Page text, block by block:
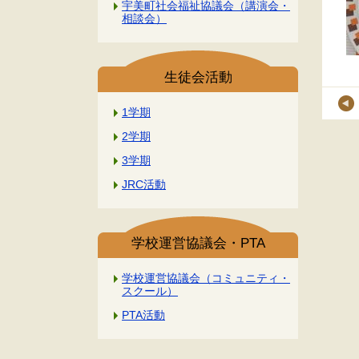
宇美町社会福祉協議会（講演会・
相談会）
生徒会活動
1学期
2学期
3学期
JRC活動
学校運営協議会・PTA
学校運営協議会（コミュニティ・
スクール）
PTA活動